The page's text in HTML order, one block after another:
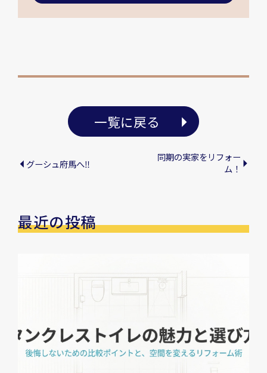
一覧に戻る
グーシュ府馬へ‼
同期の実家をリフォー
ム！
最近の投稿